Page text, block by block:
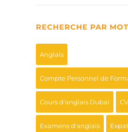
RECHERCHE PAR
Anglais
Compte Personnel de
Cours d'anglais Dubaï CV
Examens d'anglais